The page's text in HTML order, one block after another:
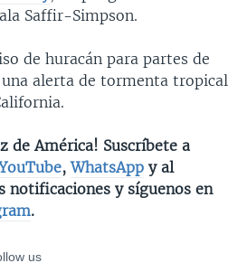
Saffir-Simpson.
de huracán para partes de
alerta de tormenta tropical
de América! Suscríbete a
,WhatsApp y al
notificaciones y síguenos en
.
us